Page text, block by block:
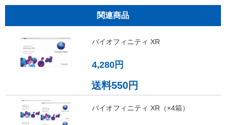
関連商品
バイオフィニティ XR
4,280円
送料550円
バイオフィニティ XR（×4箱）